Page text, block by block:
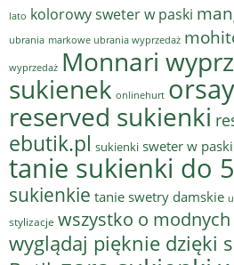
lato kolorowy sweter w paski
ubrania markowe ubrania wyprzedaż
wyprzedaż Monnari
sukienek onlinehurt
reserved sukienki
ebutik.pl sukienki sweter w paski
tanie sukienki do
sukienkie tanie swetry damskie
stylizacje wszystko o
wyglądaj pięknie dzięki